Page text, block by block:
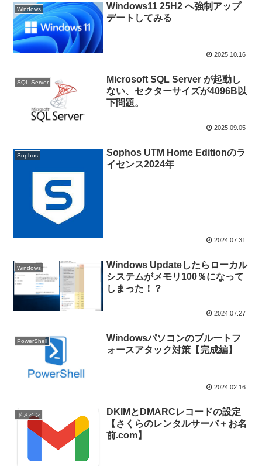
Windows
Windows11 25H2 へ強制アップ
デートしてみる
2025.10.16
SQL Server
Microsoft SQL Server が起動し
ない、セクターサイズが4096B以
下問題。
2025.09.05
Sophos
Sophos UTM Home Editionのラ
イセンス2024年
2024.07.31
Windows
Windows Updateしたらローカル
システムがメモリ100％になって
しまった！？
2024.07.27
PowerShell
Windowsパソコンのブルートフ
ォースアタック対策【完成編】
2024.02.16
ドメイン
DKIMとDMARCレコードの設定
【さくらのレンタルサーバ＋お名
前.com】